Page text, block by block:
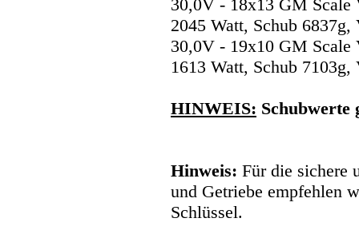
30,0V - 18x13 GM
2045 Watt, Schub
30,0V - 19x10 GM
1613 Watt, Schub
HINWEIS: Schubwerte
Hinweis: Für die sichere
und Getriebe empfehlen
Schlüssel.